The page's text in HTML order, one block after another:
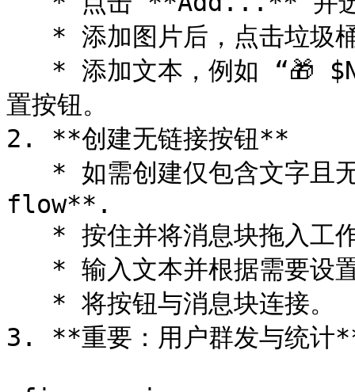
置按钮。
2. **创建无链接按钮**
flow**.
3. **重要：用户群发与统计